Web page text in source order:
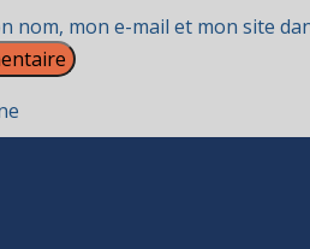
nom, mon e-mail et mon site